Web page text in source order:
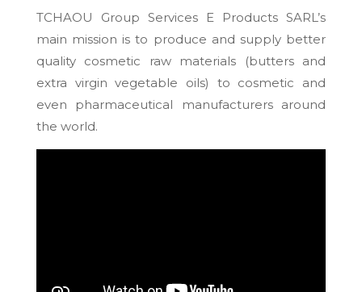
TCHAOU Group Services E Products SARL’s
main mission is to produce and supply better
quality cosmetic raw materials (butters and
extra virgin vegetable oils) to cosmetic and
even pharmaceutical manufacturers around
the world.